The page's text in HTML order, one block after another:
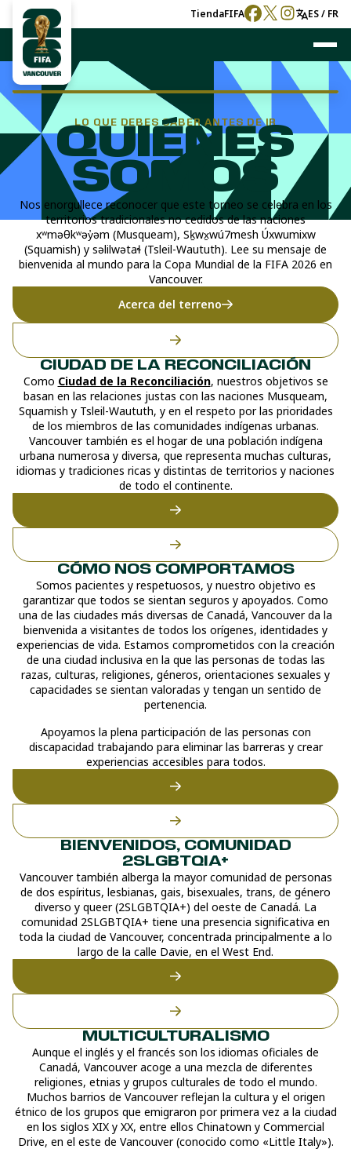
TiendaFIFA ES / FR
LO QUE DEBES SABER ANTES DE IR
QUIÉNES
SOMOS
Nos enorgullece reconocer que este torneo se celebra en los
territorios tradicionales no cedidos de las naciones
xʷməθkʷəy̓əm (Musqueam), Sḵwx̱wú7mesh Úxwumixw
(Squamish) y səlilwətaɬ (Tsleil-Waututh). Lee su mensaje de
bienvenida al mundo para la Copa Mundial de la FIFA 2026 en
Vancouver.
Acerca del terreno
CIUDAD DE LA RECONCILIACIÓN
Como Ciudad de la Reconciliación, nuestros objetivos se
basan en las relaciones justas con las naciones Musqueam,
Squamish y Tsleil-Waututh, y en el respeto por las prioridades
de los miembros de las comunidades indígenas urbanas.
Vancouver también es el hogar de una población indígena
urbana numerosa y diversa, que representa muchas culturas,
idiomas y tradiciones ricas y distintas de territorios y naciones
de todo el continente.
CÓMO NOS COMPORTAMOS
Somos pacientes y respetuosos, y nuestro objetivo es
garantizar que todos se sientan seguros y apoyados. Como
una de las ciudades más diversas de Canadá, Vancouver da la
bienvenida a visitantes de todos los orígenes, identidades y
experiencias de vida. Estamos comprometidos con la creación
de una ciudad inclusiva en la que las personas de todas las
razas, culturas, religiones, géneros, orientaciones sexuales y
capacidades se sientan valoradas y tengan un sentido de
pertenencia.
Apoyamos la plena participación de las personas con
discapacidad trabajando para eliminar las barreras y crear
experiencias accesibles para todos.
BIENVENIDOS, COMUNIDAD
2SLGBTQIA+
Vancouver también alberga la mayor comunidad de personas
de dos espíritus, lesbianas, gais, bisexuales, trans, de género
diverso y queer (2SLGBTQIA+) del oeste de Canadá. La
comunidad 2SLGBTQIA+ tiene una presencia significativa en
toda la ciudad de Vancouver, concentrada principalmente a lo
largo de la calle Davie, en el West End.
MULTICULTURALISMO
Aunque el inglés y el francés son los idiomas oficiales de
Canadá, Vancouver acoge a una mezcla de diferentes
religiones, etnias y grupos culturales de todo el mundo.
Muchos barrios de Vancouver reflejan la cultura y el origen
étnico de los grupos que emigraron por primera vez a la ciudad
en los siglos XIX y XX, entre ellos Chinatown y Commercial
Drive, en el este de Vancouver (conocido como «Little Italy»).